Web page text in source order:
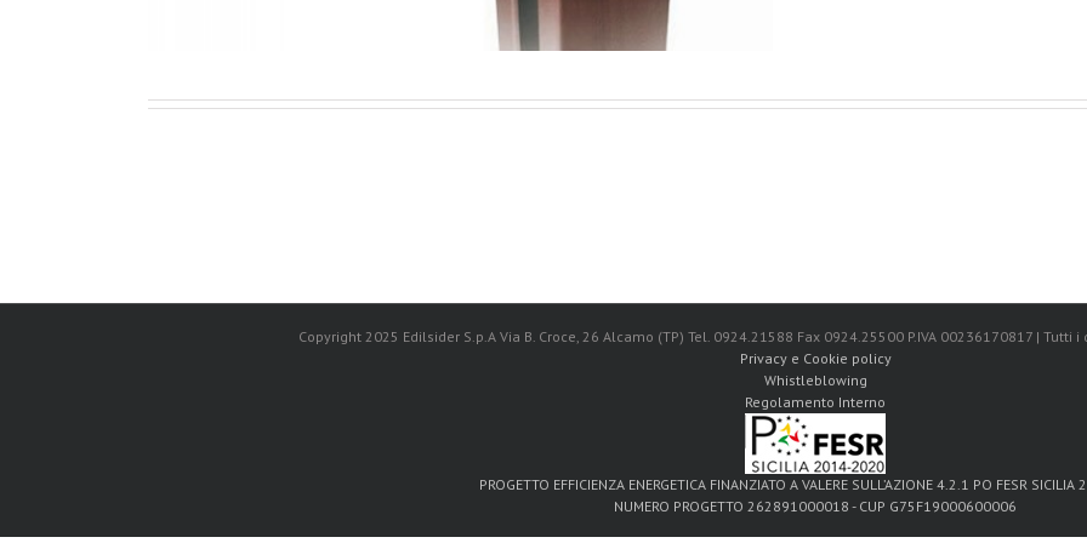
Copyright 2025 Edilsider S.p.A Via B. Croce, 26 Alcamo (TP) Tel. 0924.21588 Fax 0924.25500 P.IVA 00236170817 | Tutti
Privacy e Cookie policy
Whistleblowing
Regolamento Interno
PROGETTO EFFICIENZA ENERGETICA FINANZIATO A VALERE SULL’AZIONE 4.2.1 PO FESR
NUMERO PROGETTO 262891000018 - CUP G75F19000600006